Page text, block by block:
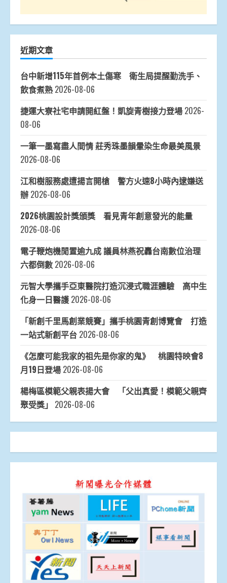
近期文章
台中新增115年首例本土傷寒 衛生局提醒勤洗手、
飲食煮熟 2026-08-06
捷運大寮社宅申請開紅盤！凱旋青樹接力登場 2026-
08-06
一筆一墨寫盡人間情 莊秀珠墨韻暈染生命最美風景
2026-08-06
江和樹服務處遭揚言開槍 警方火速8小時內逮嫌送
辦 2026-08-06
2026桃園設計獎頒獎 看見青年創意發光的能量
2026-08-06
電子鞭炮機閒置逾九成 議員林燕祝轟台南數位治理
六都倒數 2026-08-06
元智大學攜手亞東醫院打造沉浸式職涯體驗 高中生
化身一日醫護 2026-08-06
「新創千里馬創業競賽」攜手桃園青創博覽會 打造
一站式新創平台 2026-08-06
《怎麼可能我家的祖先是你家的鬼》 桃園特映會8
月19日登場 2026-08-06
楊梅區模範父親表揚大會 「父出真愛！模範父親齊
聚受獎」 2026-08-06